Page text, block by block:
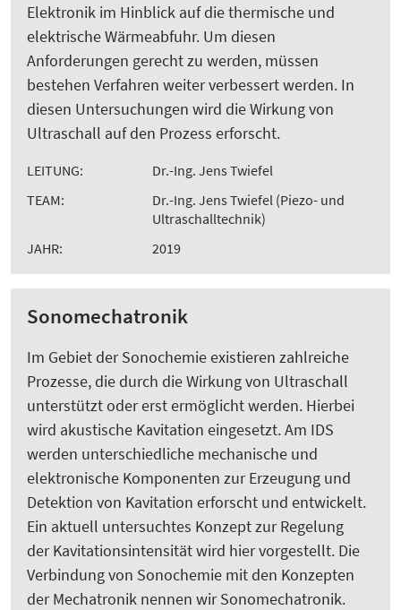
Elektronik im Hinblick auf die thermische und
elektrische Wärmeabfuhr. Um diesen
Anforderungen gerecht zu werden, müssen
bestehen Verfahren weiter verbessert werden. In
diesen Untersuchungen wird die Wirkung von
Ultraschall auf den Prozess erforscht.
LEITUNG:
Dr.-Ing. Jens Twiefel
TEAM:
Dr.-Ing. Jens Twiefel (Piezo- und
Ultraschalltechnik)
JAHR:
2019
Sonomechatronik
Im Gebiet der Sonochemie existieren zahlreiche
Prozesse, die durch die Wirkung von Ultraschall
unterstützt oder erst ermöglicht werden. Hierbei
wird akustische Kavitation eingesetzt. Am IDS
werden unterschiedliche mechanische und
elektronische Komponenten zur Erzeugung und
Detektion von Kavitation erforscht und entwickelt.
Ein aktuell untersuchtes Konzept zur Regelung
der Kavitationsintensität wird hier vorgestellt. Die
Verbindung von Sonochemie mit den Konzepten
der Mechatronik nennen wir Sonomechatronik.